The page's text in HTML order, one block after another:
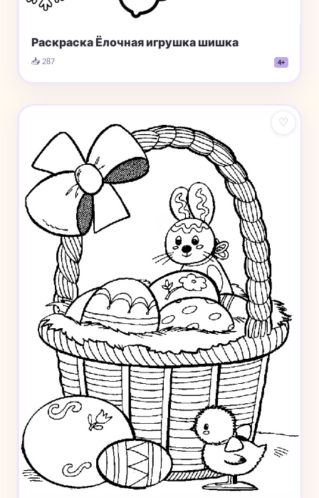
Раскраска Ёлочная игрушка шишка
📥 287 4+
♡